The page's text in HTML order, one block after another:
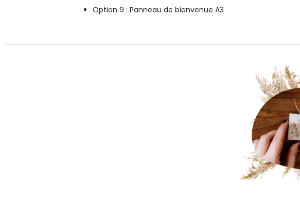
Option 9 : Panneau de bienvenue A3